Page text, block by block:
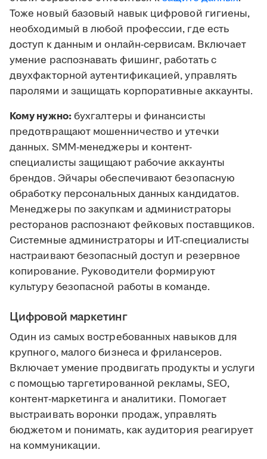
Тоже новый базовый навык цифровой гигиены,
необходимый в любой профессии, где есть
доступ к данным и онлайн-сервисам. Включает
умение распознавать фишинг, работать с
двухфакторной аутентификацией, управлять
паролями и защищать корпоративные аккаунты.
Кому нужно:бухгалтеры и финансисты
предотвращают мошенничество и утечки
данных. SMM-менеджеры и контент-
специалисты защищают рабочие аккаунты
брендов. Эйчары обеспечивают безопасную
обработку персональных данных кандидатов.
Менеджеры по закупкам и администраторы
ресторанов распознают фейковых поставщиков.
Системные администраторы и ИТ-специалисты
настраивают безопасный доступ и резервное
копирование. Руководители формируют
культуру безопасной работы в команде.
Цифровой маркетинг
Один из самых востребованных навыков для
крупного, малого бизнеса и фрилансеров.
Включает умение продвигать продукты и услуги
с помощью таргетированной рекламы, SEO,
контент-маркетинга и аналитики. Помогает
выстраивать воронки продаж, управлять
бюджетом и понимать, как аудитория реагирует
на коммуникации.